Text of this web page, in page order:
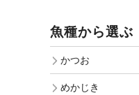
魚種から選ぶ
かつお
めかじき